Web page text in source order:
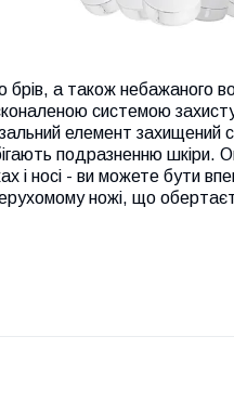
а також небажаного
системою захисту
елемент захищений
подразненню
і носі - ви можете бути
ножі, що